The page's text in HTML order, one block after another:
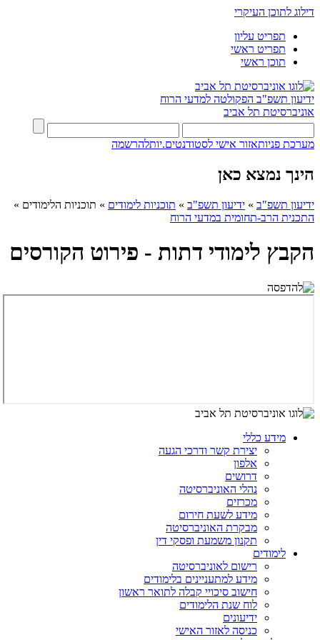
דילוג לתוכן העיקרי
תפריט עליון
תפריט ראשי
תוכן ראשי
ידיעון תשפ"ב הפקולטה למדעי הרוח
אוניברסיטת תל אביב
מערכת פניותאזור אישי לסטודנטים.יותלהרשמה
הינך נמצא כאן
ידיעון תשפ"ב » ידיעון תשפ"ב » תוכניות לימודים » תוכניות הלימודים »
התכנית הרב-תחומית במדעי הרוח
הקבץ לימודי דתות - פירוט הקורסים
מידע כללי
יצירת קשר ודרכי הגעה
אלפון
דרושים
נהלי האוניברסיטה
מכרזים
מידע לשעת חירום
מבקרת האוניברסיטה
תקנון משמעת ופסקי דין
לימודים
רישום לאוניברסיטה
מידע למתעניינים בלימודים
חישוב סיכויי קבלה לתואר ראשון
לוח שנת הלימודים
ידיעונים
כניסה לאזור האישי